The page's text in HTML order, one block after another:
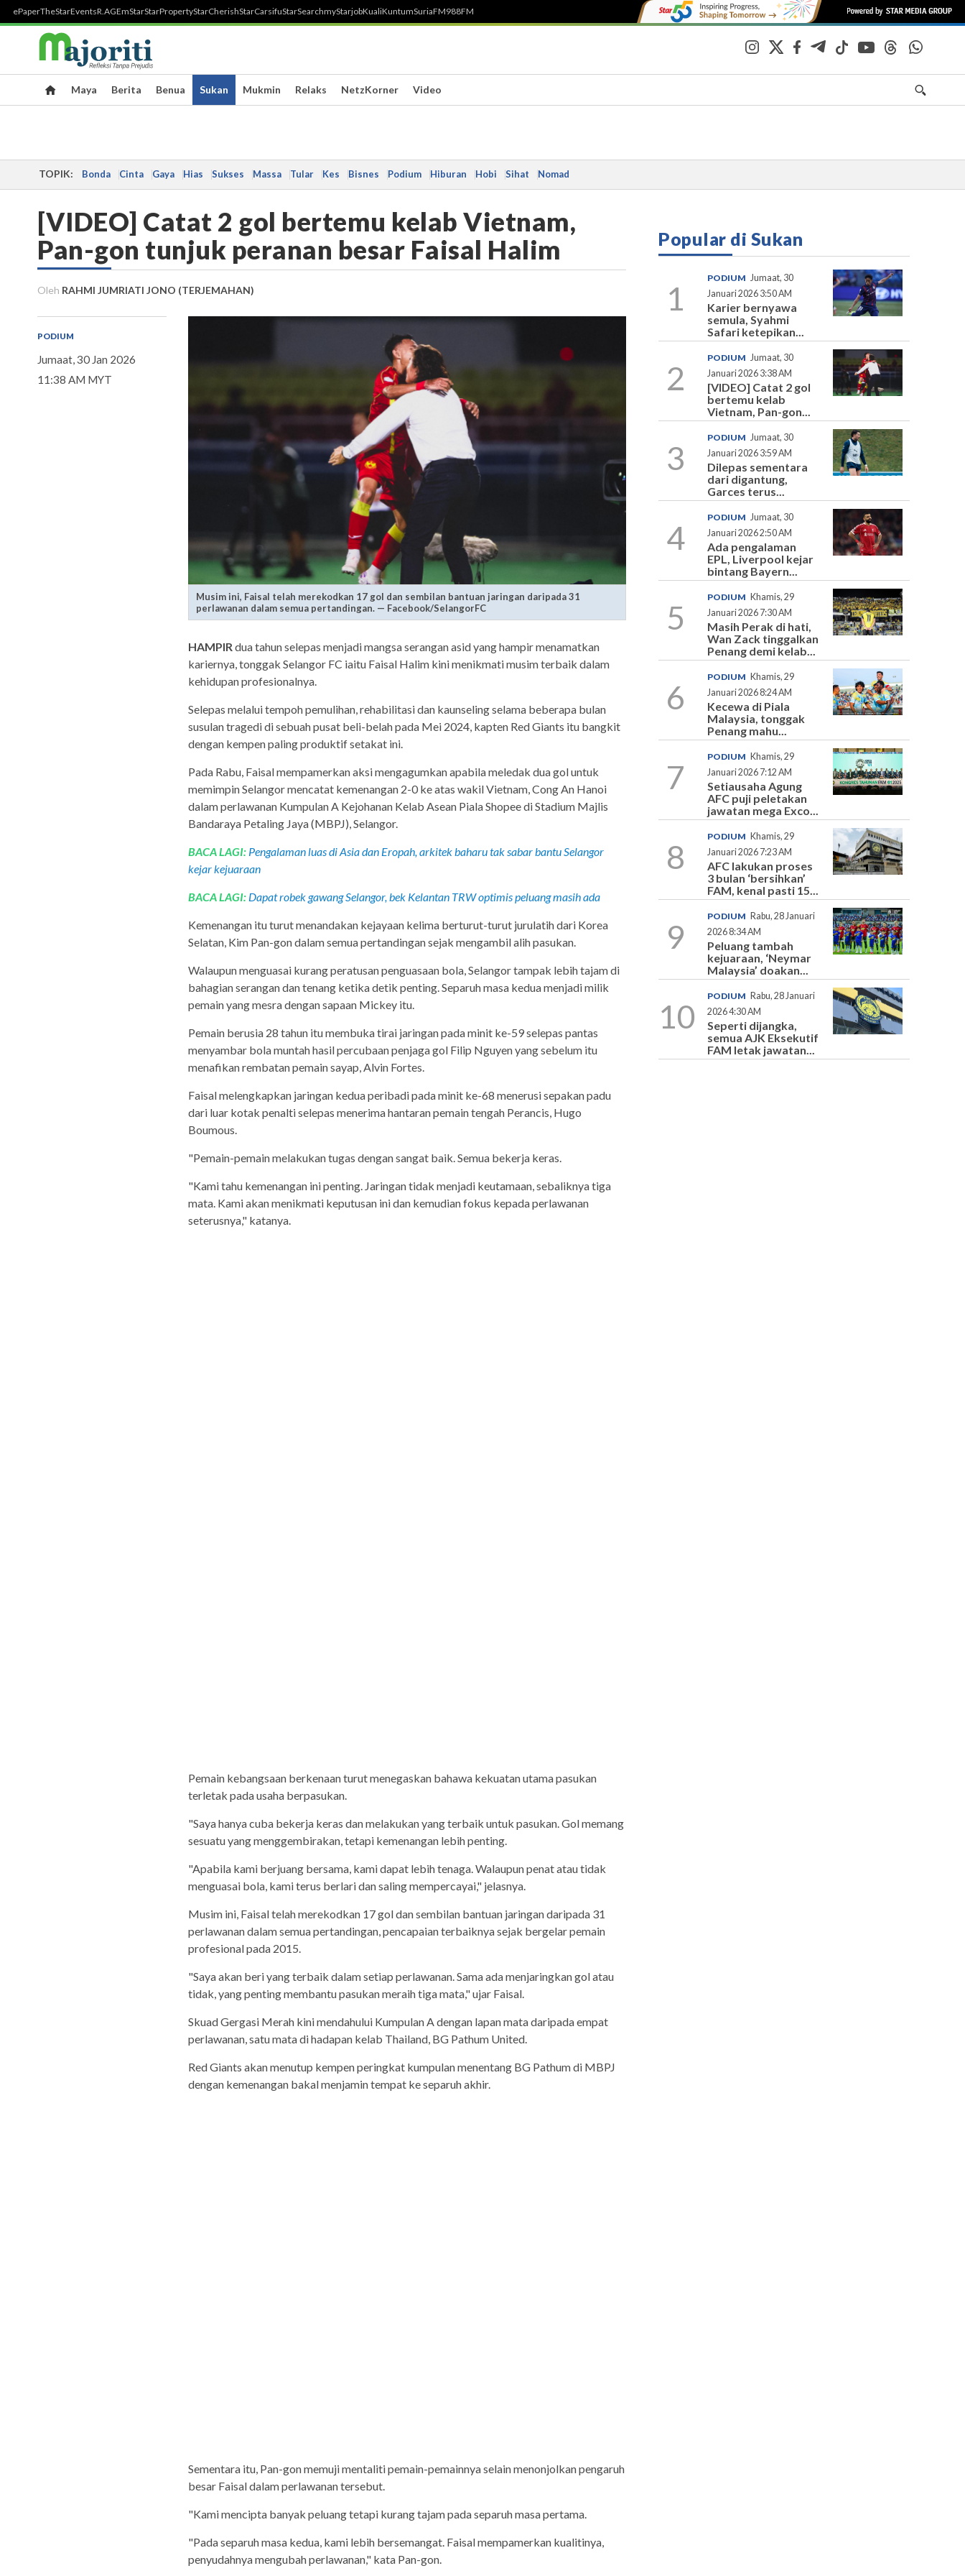
ePaperTheStarEventsR.AGEmStarStarPropertyStarCherishStarCarsifuStarSearchmyStarjobKualiKuntumSuriaFM988FM
Maya Berita Benua Sukan Mukmin Relaks NetzKorner Video
TOPIK: Bonda Cinta Gaya Hias Sukses Massa Tular Kes Bisnes Podium Hiburan Hobi Sihat Nomad
[VIDEO] Catat 2 gol bertemu kelab Vietnam,
Pan-gon tunjuk peranan besar Faisal Halim
Oleh RAHMI JUMRIATI JONO (TERJEMAHAN)
PODIUM
Jumaat, 30 Jan 2026
11:38 AM MYT
Musim ini, Faisal telah merekodkan 17 gol dan sembilan bantuan jaringan daripada 31
perlawanan dalam semua pertandingan. — Facebook/SelangorFC
HAMPIR dua tahun selepas menjadi mangsa serangan asid yang hampir menamatkan
kariernya, tonggak Selangor FC iaitu Faisal Halim kini menikmati musim terbaik dalam
kehidupan profesionalnya.
Selepas melalui tempoh pemulihan, rehabilitasi dan kaunseling selama beberapa bulan
susulan tragedi di sebuah pusat beli-belah pada Mei 2024, kapten Red Giants itu bangkit
dengan kempen paling produktif setakat ini.
Pada Rabu, Faisal mempamerkan aksi mengagumkan apabila meledak dua gol untuk
memimpin Selangor mencatat kemenangan 2-0 ke atas wakil Vietnam, Cong An Hanoi
dalam perlawanan Kumpulan A Kejohanan Kelab Asean Piala Shopee di Stadium Majlis
Bandaraya Petaling Jaya (MBPJ), Selangor.
BACA LAGI: Pengalaman luas di Asia dan Eropah, arkitek baharu tak sabar bantu Selangor
kejar kejuaraan
BACA LAGI: Dapat robek gawang Selangor, bek Kelantan TRW optimis peluang masih ada
Kemenangan itu turut menandakan kejayaan kelima berturut-turut jurulatih dari Korea
Selatan, Kim Pan-gon dalam semua pertandingan sejak mengambil alih pasukan.
Walaupun menguasai kurang peratusan penguasaan bola, Selangor tampak lebih tajam di
bahagian serangan dan tenang ketika detik penting. Separuh masa kedua menjadi milik
pemain yang mesra dengan sapaan Mickey itu.
Pemain berusia 28 tahun itu membuka tirai jaringan pada minit ke-59 selepas pantas
menyambar bola muntah hasil percubaan penjaga gol Filip Nguyen yang sebelum itu
menafikan rembatan pemain sayap, Alvin Fortes.
Faisal melengkapkan jaringan kedua peribadi pada minit ke-68 menerusi sepakan padu
dari luar kotak penalti selepas menerima hantaran pemain tengah Perancis, Hugo
Boumous.
"Pemain-pemain melakukan tugas dengan sangat baik. Semua bekerja keras.
"Kami tahu kemenangan ini penting. Jaringan tidak menjadi keutamaan, sebaliknya tiga
mata. Kami akan menikmati keputusan ini dan kemudian fokus kepada perlawanan
seterusnya," katanya.
Pemain kebangsaan berkenaan turut menegaskan bahawa kekuatan utama pasukan
terletak pada usaha berpasukan.
"Saya hanya cuba bekerja keras dan melakukan yang terbaik untuk pasukan. Gol memang
sesuatu yang menggembirakan, tetapi kemenangan lebih penting.
"Apabila kami berjuang bersama, kami dapat lebih tenaga. Walaupun penat atau tidak
menguasai bola, kami terus berlari dan saling mempercayai," jelasnya.
Musim ini, Faisal telah merekodkan 17 gol dan sembilan bantuan jaringan daripada 31
perlawanan dalam semua pertandingan, pencapaian terbaiknya sejak bergelar pemain
profesional pada 2015.
"Saya akan beri yang terbaik dalam setiap perlawanan. Sama ada menjaringkan gol atau
tidak, yang penting membantu pasukan meraih tiga mata," ujar Faisal.
Skuad Gergasi Merah kini mendahului Kumpulan A dengan lapan mata daripada empat
perlawanan, satu mata di hadapan kelab Thailand, BG Pathum United.
Red Giants akan menutup kempen peringkat kumpulan menentang BG Pathum di MBPJ
dengan kemenangan bakal menjamin tempat ke separuh akhir.
Sementara itu, Pan-gon memuji mentaliti pemain-pemainnya selain menonjolkan pengaruh
besar Faisal dalam perlawanan tersebut.
"Kami mencipta banyak peluang tetapi kurang tajam pada separuh masa pertama.
"Pada separuh masa kedua, kami lebih bersemangat. Faisal mempamerkan kualitinya,
penyudahnya mengubah perlawanan," kata Pan-gon.
Popular di Sukan
1
PODIUM Jumaat, 30
Januari 2026 3:50 AM
Karier bernyawa
semula, Syahmi
Safari ketepikan...
2
PODIUM Jumaat, 30
Januari 2026 3:38 AM
[VIDEO] Catat 2 gol
bertemu kelab
Vietnam, Pan-gon...
3
PODIUM Jumaat, 30
Januari 2026 3:59 AM
Dilepas sementara
dari digantung,
Garces terus...
4
PODIUM Jumaat, 30
Januari 2026 2:50 AM
Ada pengalaman
EPL, Liverpool kejar
bintang Bayern...
5
PODIUM Khamis, 29
Januari 2026 7:30 AM
Masih Perak di hati,
Wan Zack tinggalkan
Penang demi kelab...
6
PODIUM Khamis, 29
Januari 2026 8:24 AM
Kecewa di Piala
Malaysia, tonggak
Penang mahu...
7
PODIUM Khamis, 29
Januari 2026 7:12 AM
Setiausaha Agung
AFC puji peletakan
jawatan mega Exco...
8
PODIUM Khamis, 29
Januari 2026 7:23 AM
AFC lakukan proses
3 bulan ‘bersihkan’
FAM, kenal pasti 15...
9
PODIUM Rabu, 28 Januari
2026 8:34 AM
Peluang tambah
kejuaraan, ‘Neymar
Malaysia’ doakan...
10
PODIUM Rabu, 28 Januari
2026 4:30 AM
Seperti dijangka,
semua AJK Eksekutif
FAM letak jawatan...